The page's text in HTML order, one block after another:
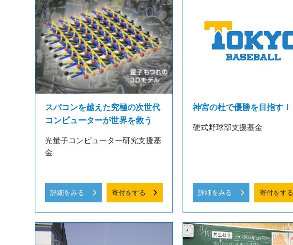
スパコンを越えた究極の次世代
コンピューターが世界を救う
光量子コンピューター研究支援基
金
詳細をみる 寄付をする
神宮の杜で優勝を目指す！
硬式野球部支援基金
詳細をみる 寄付をする